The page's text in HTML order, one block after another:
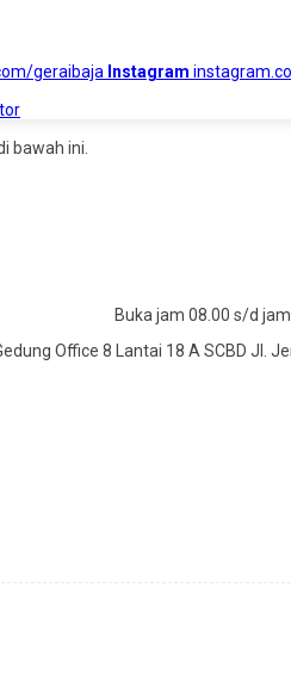
geraibaja Instagram
bawah ini.
Buka jam 08.00 s/d
Office 8 Lantai 18 A SCBD Jl.